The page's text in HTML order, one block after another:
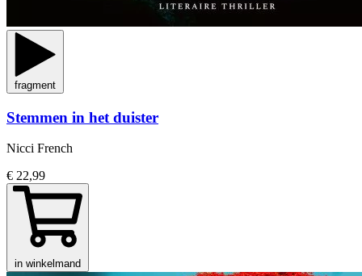
fragment
Stemmen in het duister
Nicci French
€ 22,99
in winkelmand